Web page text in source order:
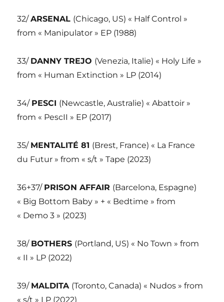
32/ARSENAL (Chicago, US) « Half Control »
from « Manipulator » EP (1988)
33/ DANNY TREJO (Venezia, Italie) « Holy Life »
from « Human Extinction » LP (2014)
34/ PESCI (Newcastle, Australie) « Abattoir »
from « PescII » EP (2017)
35/ MENTALITÉ 81 (Brest, France) « La France
du Futur » from « s/t » Tape (2023)
36+37/ PRISON AFFAIR (Barcelona, Espagne)
« Big Bottom Baby » + « Bedtime » from
« Demo 3 » (2023)
38/ BOTHERS (Portland, US) « No Town » from
« II » LP (2022)
39/ MALDITA (Toronto, Canada) « Nudos » from
« s/t » LP (2022)